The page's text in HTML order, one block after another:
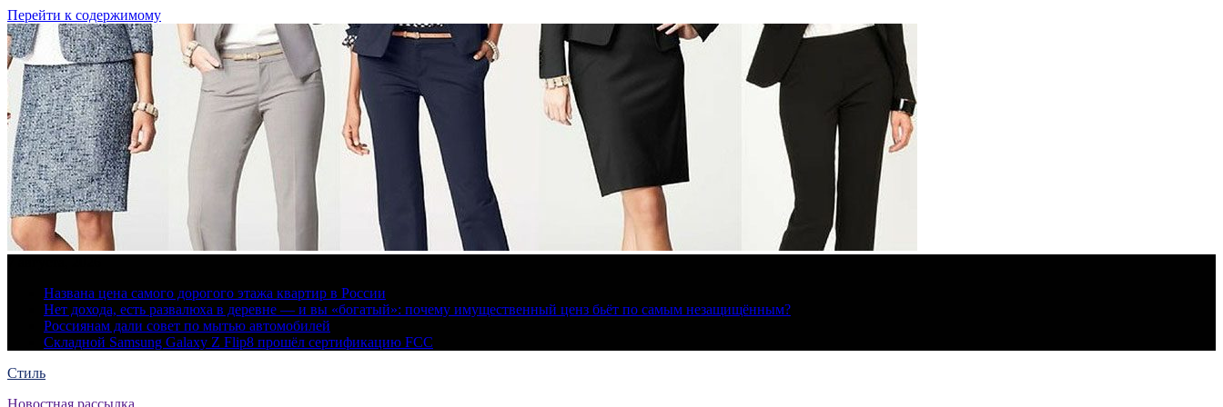
Перейти к содержимому
Названа цена самого дорогого этажа квартир в России
Нет дохода, есть развалюха в деревне — и вы «богатый»: почему имущественный ценз бьёт по самым незащищённым?
Россиянам дали совет по мытью автомобилей
Складной Samsung Galaxy Z Flip8 прошёл сертификацию FCC
Стиль
Новостная рассылка